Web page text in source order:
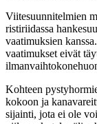
Viitesuunnitelmien
ristiriidassa
vaatimuksien
vaatimukset eivät
Kohteen
kokoon ja
sijainti, jota ei ole